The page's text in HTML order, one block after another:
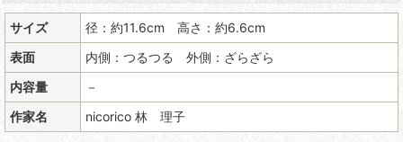
サイズ
径：約11.6cm 高さ：約6.6cm
表面
内側：つるつる 外側：ざらざら
内容量
－
作家名
nicorico 林 理子